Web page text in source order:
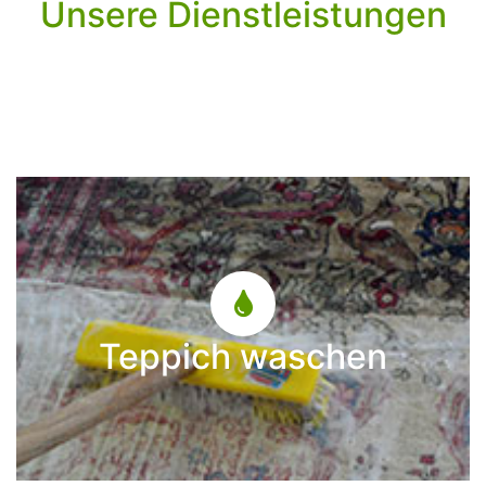
Unsere Dienstleistungen
Teppich waschen